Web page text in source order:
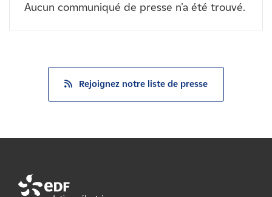
Aucun communiqué de presse n'a été trouvé.
Rejoignez notre liste de presse